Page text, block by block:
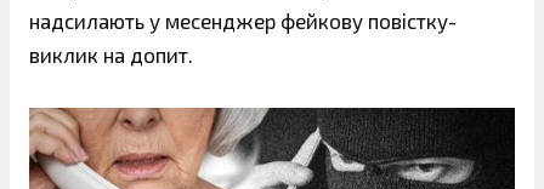
надсилають у месенджер фейкову повістку-
виклик на допит.